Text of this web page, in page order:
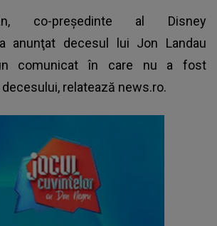
co-preşedinte al Disney
anunţat decesul lui Jon Landau
comunicat în care nu a fost
relatează news.ro.